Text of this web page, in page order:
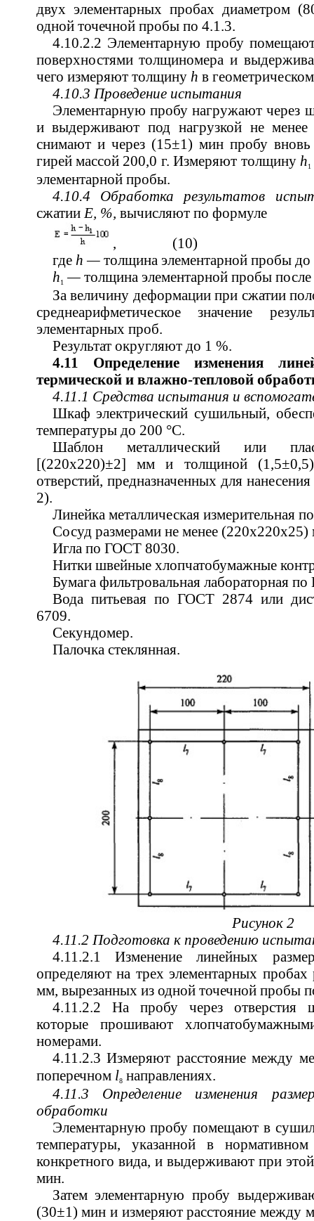
двух элементарных пробах диаметром
одной точечной пробы по 4.1.3.
4.10.2.2 Элементарную пробу
поверхностями толщиномера и
чего измеряют толщину h в
4.10.3 Проведение испытания
Элементарную пробу нагружают через
и выдерживают под нагрузкой не
снимают и через (15±1) мин пробу
гирей массой 200,0 г. Измеряют толщину h1
элементарной пробы.
4.10.4 Обработка результатов
сжатии Е, %, вычисляют по формуле
, (10)
где h —толщина элементарной пробы
h1 —толщина элементарной пробы
За величину деформации при сжатии
среднеарифметическое значение
элементарных проб.
Результат округляют до 1 %.
4.11 Определение изменения
термической и влажно-тепловой
4.11.1 Средства испытания и
Шкаф электрический сушильный,
температуры до 200 °С.
Шаблон металлический или
[(220х220)±2] мм и толщиной
отверстий, предназначенных для
2).
Линейка металлическая измерительная
Сосуд размерами не менее (220х220х25)
Игла по ГОСТ 8030.
Нитки швейные хлопчатобумажные
Бумага фильтровальная лабораторная
Вода питьевая по ГОСТ 2874 или
6709.
Секундомер.
Палочка стеклянная.
Рисунок 2
4.11.2 Подготовка к проведению
4.11.2.1 Изменение линейных
определяют на трех элементарных
мм, вырезанных из одной точечной пробы
4.11.2.2 На пробу через отверстия
которые прошивают
номерами.
4.11.2.3 Измеряют расстояние между
поперечном l8направлениях.
4.11.3 Определение изменения
обработки
Элементарную пробу помещают в
температуры, указанной в
конкретного вида, и выдерживают при
мин.
Затем элементарную пробу
(30±1) мин и измеряют расстояние между